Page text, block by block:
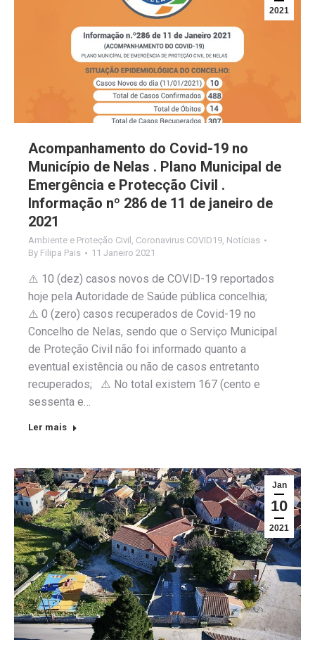
2021
Acompanhamento do Covid-19 no
Município de Nelas . Plano Municipal de
Emergência e Protecção Civil .
Informação nº 286 de 11 de janeiro de
2021
Ambiente e Proteção Civil Coronavirus COVID19 Notícias
By Filipa Pais 11 Janeiro 2021
⚠️ 10 (dez) casos novos de COVID-19 reportados
hoje pela Autoridade de Saúde pública concelhia;
⚠️ 0 (zero) casos recuperados de Covid-19 no
Concelho de Nelas, sendo que o Serviço Municipal
de Proteção Civil não foi informado quanto a
eventual existência ou não de casos entretanto
recuperados; ⚠️ No total existem 167 (cento e
sessenta e…
Ler mais
Jan
10
2021